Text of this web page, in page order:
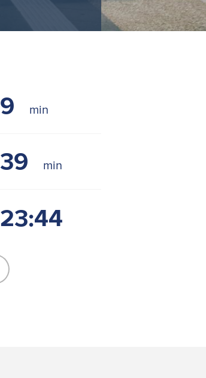
9
39
23:44